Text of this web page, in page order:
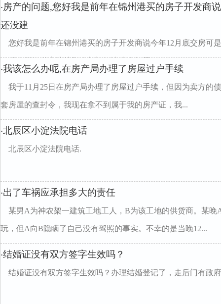
·房产的问题,您好我是前年在锦州港买的房子开发商
还没建
您好我是前年在锦州港买的房子开发商说今年12月底交房可
了现在不知道应该找那个部门解决这个问题
·我该怎么办呢,在房产局办理了房屋过户手续
我于11月25日在房产局办理了房屋过户手续，但因为卖方的
套房屋的查封令，我现在拿不到属于我的房产证，我...
·北辰区小淀法院电话
北辰区小淀法院电话.
·出了车祸应承担多大的责任
某男A为神农架一建筑工地工人，B为该工地的供货商。某
玩，但A向B隐瞒了自己没有驾照的事实。不幸的是当晚12...
·结婚证没有双方签字生效吗？
结婚证没有双方签字生效吗？办理结婚登记了，走后门有政